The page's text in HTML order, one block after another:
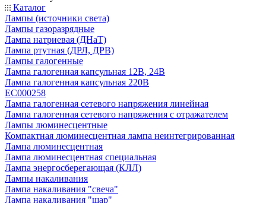
Каталог
Лампы (источники света)
Лампы газоразрядные
Лампа натриевая (ДНаТ)
Лампа ртутная (ДРЛ, ДРВ)
Лампы галогенные
Лампа галогенная капсульная 12В, 24В
Лампа галогенная капсульная 220В
EC000258
Лампа галогенная сетевого напряжения линейная
Лампа галогенная сетевого напряжения с отражателем
Лампы люминесцентные
Компактная люминесцентная лампа неинтегрированная
Лампа люминесцентная
Лампа люминесцентная специальная
Лампа энергосберегающая (КЛЛ)
Лампы накаливания
Лампа накаливания "свеча"
Лампа накаливания "шар"